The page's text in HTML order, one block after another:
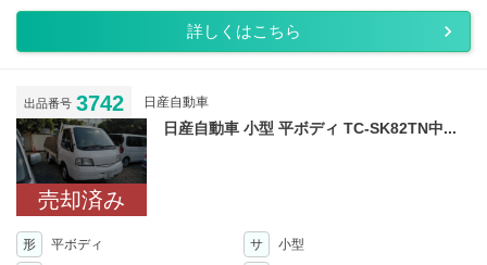
詳しくはこちら
出品番号 3742 日産自動車
売却済み
日産自動車 小型 平ボディ TC-SK82TN中...
形 平ボディ サ
小型